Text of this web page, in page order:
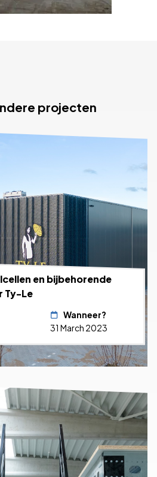
projecten
en bijbehorende
Ty-Le
Wanneer?
31 March 2023